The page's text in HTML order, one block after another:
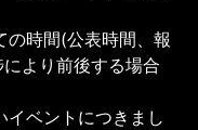
の時間(公表時間、報
より前後する場合
ベントにつきまし